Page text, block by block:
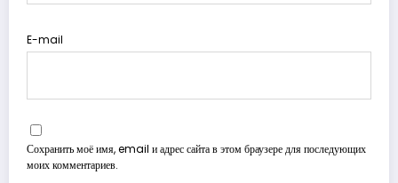
E-mail
Сохранить моё имя, email и адрес сайта в этом браузере для последующих
моих комментариев.